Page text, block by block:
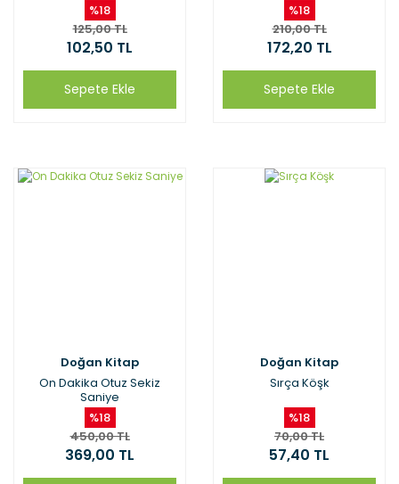
%18
125,00 TL
102,50 TL
Sepete Ekle
%18
210,00 TL
172,20 TL
Sepete Ekle
Doğan Kitap
On Dakika Otuz Sekiz
Saniye
%18
450,00 TL
369,00 TL
Doğan Kitap
Sırça Köşk
%18
70,00 TL
57,40 TL